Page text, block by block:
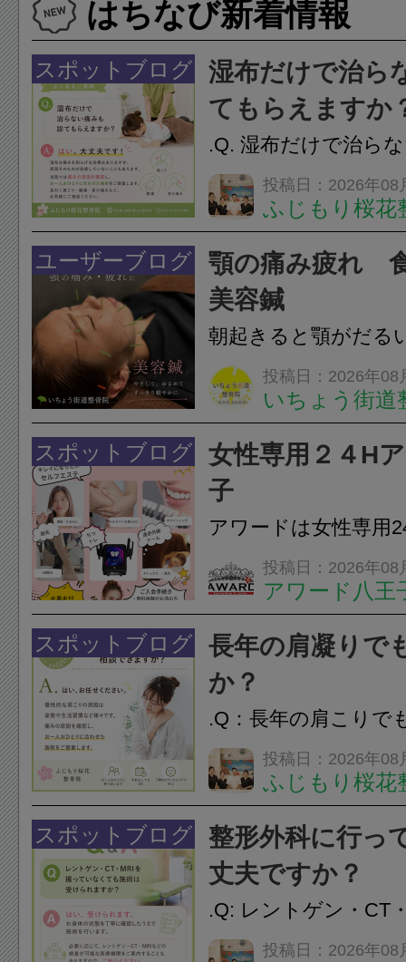
はちなび新着情報
スポットブログ
湿布だけで治ら
てもらえますか
.Q. 湿布だけで治ら
らえますか？A. はい
湿布は痛みを和らげ
すが、原因そのもの
いこともあります。
原因を確認し、お一
投稿日：2026年08
ふじもり桜花
ユーザーブログ
顎の痛み疲れ
美容鍼
朝起きると顎がだる
ありませんか？無意
は、顎の痛みや疲れ
フェイスラインの張
のこわばり・頭痛や
ながることがありま
投稿日：2026年08
いちょう街道
スポットブログ
女性専用２４H
子
アワードは女性専用
フエステを 思いっ
開催中
投稿日：2026年08
アワード八王
24時間ジム&
脱毛
スポットブログ
長年の肩凝りで
か？
.Q：長年の肩こりで
か？A：はい、お任
性的な肩こりの原因
慣など様々です。痛
し、お一人おひとり
をご提案します。.#
投稿日：2026年08
ふじもり桜花
スポットブログ
整形外科に行っ
丈夫ですか？
.Q: レントゲン・CT
いなくても施術は受
投稿日：2026年08